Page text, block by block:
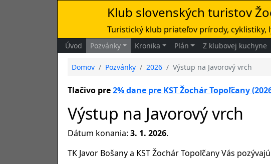
Klub slovenských turistov
Turistický klub priateľov prírody, cyklistiky,
Úvod Pozvánky Kronika Plán Z klubovej kuchyne
Domov Pozvánky 2026 Výstup na Javorový vrch
Tlačivo pre2% dane pre KST Žochár Topoľčany
Výstup na Javorový vrch
Dátum konania: 3. 1. 2026.
TK Javor Bošany a KST Žochár Topoľčany Vás